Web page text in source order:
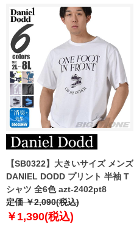
【SB0322】大きいサイズ メンズ
DANIEL DODD プリント 半袖 T
シャツ 全6色 azt-2402pt8
定価 ￥2,090(税込)
￥1,390(税込)